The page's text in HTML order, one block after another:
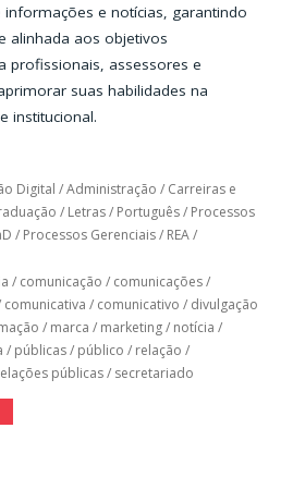
e notícias, garantindo
alinhada aos objetivos
profissionais, assessores e
suas habilidades na
institucional.
Digital /Administração / Carreiras e
/ Letras/ Português/ Processos
/ Processos Gerenciais/ REA/
/ comunicação / comunicações/
comunicativa / comunicativo / divulgação
/ marca / marketing/ notícia /
/ públicas/ público / relação /
públicas/ secretariado